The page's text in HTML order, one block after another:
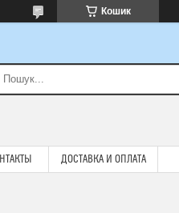
Кошик
ДОСТАВКА И ОПЛАТА